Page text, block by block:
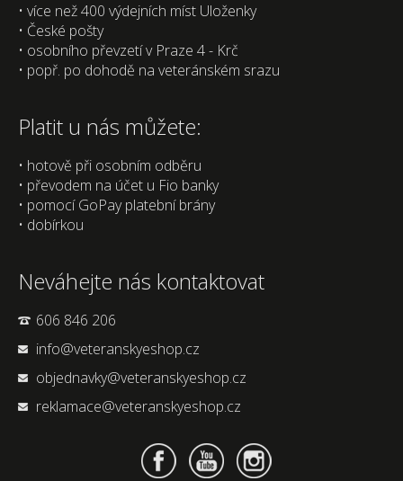
• více než 400 výdejních míst Uloženky
• České pošty
• osobního převzetí v Praze 4 - Krč
• popř. po dohodě na veteránském srazu
Platit u nás můžete:
• hotově při osobním odběru
• převodem na účet u Fio banky
• pomocí GoPay platební brány
• dobírkou
Neváhejte nás kontaktovat
606 846 206
info@veteranskyeshop.cz
objednavky@veteranskyeshop.cz
reklamace@veteranskyeshop.cz